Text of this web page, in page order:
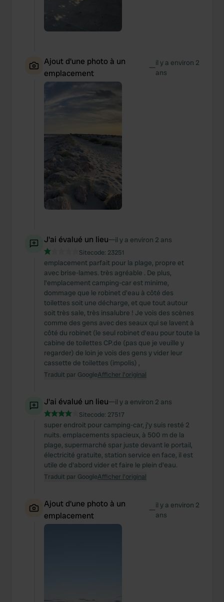
Ajout d'une photo à un
emplacement
—il y a environ 2
ans
J'ai évalué un lieu—il y a environ 2 ans
Sitecode: 23251
emplacement parfait pour la plage, propre et
avec brise-lames. très agréable . De plus,
l'emplacement camping-car est minime,
dommage que le robinet d'eau à côté des
toilettes soit une décharge, et que tout autour
soit très sale, très insalubre ! Je vois des scènes
comme des gens avec des seaux qui se lavent à
côté du robinet (le seul robinet d'eau pour toute la
cabine de toilettes CP.de (pas que je veuille y
regarder) de loin je vois des gens y vider leur
cassette de toilettes (impolis) ,
Traduit par GoogleAfficher l'original
J'ai évalué un lieu—il y a environ 2 ans
Sitecode: 27517
super endroit pour camping-car, j'y suis resté 2
nuits. emplacements spacieux, à 500 m de la
plage, supermarché spar juste devant le portail,
électricité gratuite, station service en face, il est
utile de d'abord vider et faire le plein d'eau.
Traduit par GoogleAfficher l'original
Ajout d'une photo à un
emplacement
—il y a environ 2
ans